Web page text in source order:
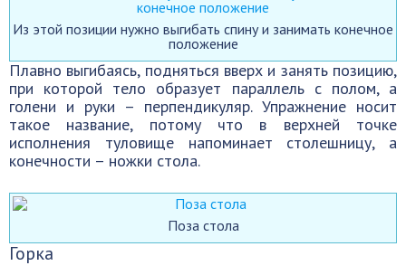
Из этой позиции нужно выгибать спину и занимать конечное
положение
Плавно выгибаясь, подняться вверх и занять позицию,
при которой тело образует параллель с полом, а
голени и руки – перпендикуляр. Упражнение носит
такое название, потому что в верхней точке
исполнения туловище напоминает столешницу, а
конечности – ножки стола.
Поза стола
Горка